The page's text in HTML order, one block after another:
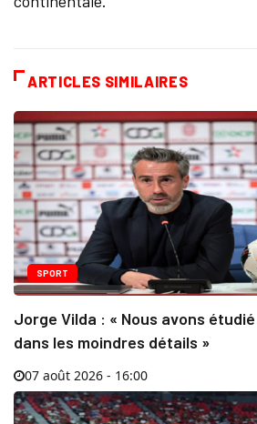
ARTICLES SIMILAIRES
SPORT
Jorge Vilda : « Nous avons
dans les moindres détails »
07 août 2026 - 16:00